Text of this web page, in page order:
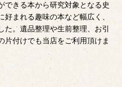
できる本から研究対象となる史
まれる趣味の本など幅広く、
。遺品整理や生前整理、お引
片付けでも当店をご利用頂けま